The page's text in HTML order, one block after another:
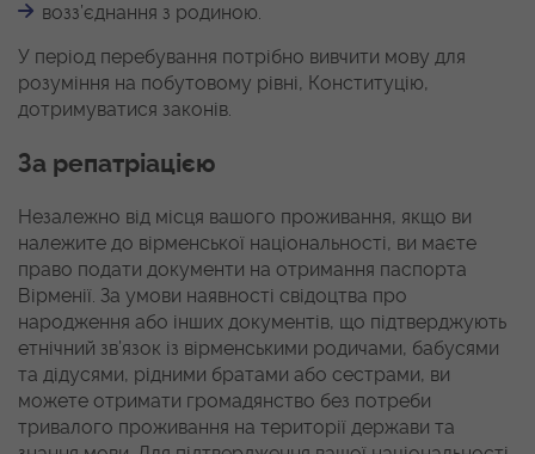
возз’єднання з родиною.
У період перебування потрібно вивчити мову для
розуміння на побутовому рівні, Конституцію,
дотримуватися законів.
За репатріацією
Незалежно від місця вашого проживання, якщо ви
належите до вірменської національності, ви маєте
право подати документи на отримання паспорта
Вірменії. За умови наявності свідоцтва про
народження або інших документів, що підтверджують
етнічний зв’язок із вірменськими родичами, бабусями
та дідусями, рідними братами або сестрами, ви
можете отримати громадянство без потреби
тривалого проживання на території держави та